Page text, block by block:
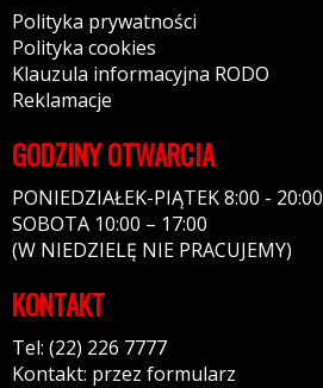
Polityka prywatności
Polityka cookies
Klauzula informacyjna RODO
Reklamacje
GODZINY OTWARCIA
PONIEDZIAŁEK-PIĄTEK 8:00 - 20:00
SOBOTA 10:00 – 17:00
(W NIEDZIELĘ NIE PRACUJEMY)
KONTAKT
Tel: (22) 226 7777
Kontakt: przez formularz